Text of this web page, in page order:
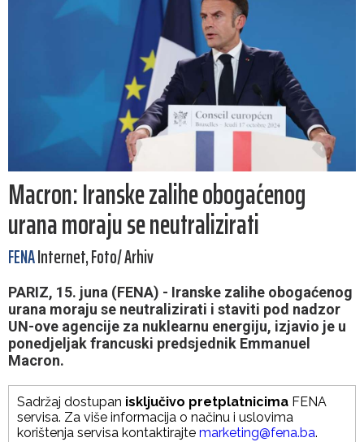
Macron: Iranske zalihe obogaćenog
urana moraju se neutralizirati
FENAInternet, Foto/ Arhiv
PARIZ, 15. juna (FENA) - Iranske zalihe obogaćenog
urana moraju se neutralizirati i staviti pod nadzor
UN-ove agencije za nuklearnu energiju, izjavio je u
ponedjeljak francuski predsjednik Emmanuel
Macron.
Sadržaj dostupan isključivo pretplatnicima FENA
servisa. Za više informacija o načinu i uslovima
korištenja servisa kontaktirajte marketing@fena.ba.